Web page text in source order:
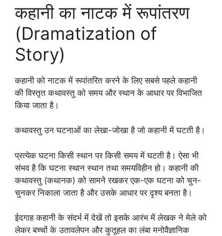
कहानी का नाटक में रूपांतरण
(Dramatization of
Story)
कहानी को नाटक में रूपांतरित करने के लिए सबसे पहले कहानी
की विस्तृत कथावस्तु को समय और स्थान के आधार पर विभाजित
किया जाता है।
कथावस्तु उन घटनाओं का लेखा-जोखा है जो कहानी में घटती है।
प्रत्येक घटना किसी स्थान पर किसी समय में घटती है। ऐसा भी
संभव है कि घटना स्थान स्थान तथा समयविहीन हो। कहानी की
कथावस्तु (कथानक) को सामने रखकर एक-एक घटना को चुन-
चुनकर निकाला जाता है और उसके आधार पर दृश्य बनता है।
ईदगाह कहानी के संदर्भ में देखें तो इसके आरंभ में लेखक ने मेले को
लेकर बच्चों के उतावलेपन और कुतूहल का लंबा मनोवैज्ञानिक